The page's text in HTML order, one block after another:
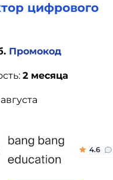
цифрового
Промокод
2 месяца
4.6